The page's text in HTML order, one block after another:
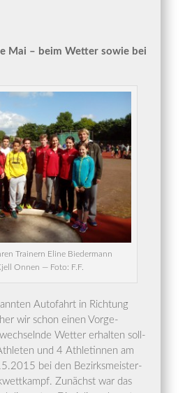
Mai – beim Wet­ter sowie bei
Trai­nern Eli­ne Bie­der­mann
Onnen — Foto: F.F.
Auto­fahrt in Rich­tung
wir schon einen Vor­ge­
Wet­ter erhal­ten soll­
und 4 Ath­le­tin­nen am
bei den Bezirks­meis­ter­
Zunächst war das